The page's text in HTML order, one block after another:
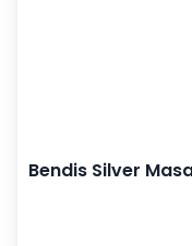
Bendis Silver